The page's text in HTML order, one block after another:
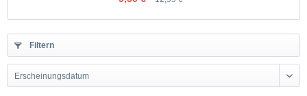
Filtern
Erscheinungsdatum